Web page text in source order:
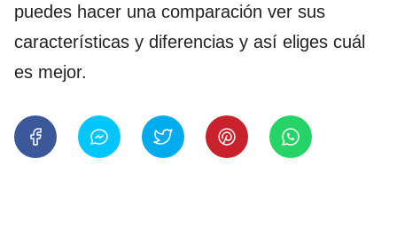
puedes hacer una comparación ver sus
características y diferencias y así eliges cuál
es mejor.